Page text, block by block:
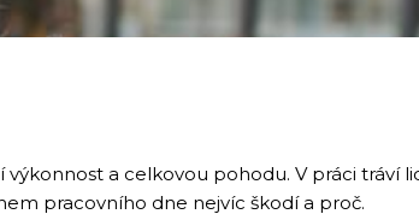
a celkovou pohodu. V práci tráví
pracovního dne nejvíc škodí a proč.